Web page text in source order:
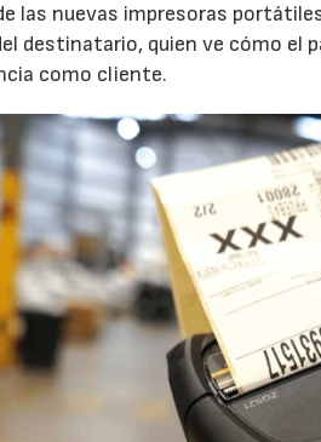
las nuevas impresoras
destinatario, quien ve cómo el
como cliente.